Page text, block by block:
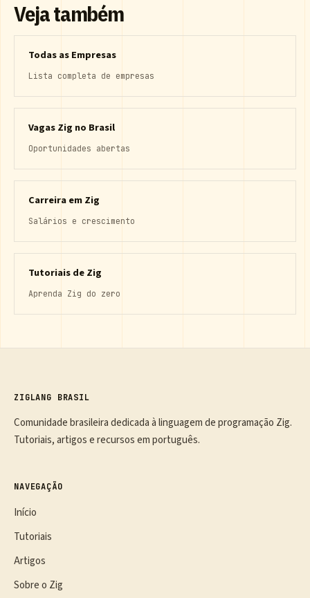
Veja também
Todas as Empresas
Lista completa de empresas
Vagas Zig no Brasil
Oportunidades abertas
Carreira em Zig
Salários e crescimento
Tutoriais de Zig
Aprenda Zig do zero
ZIGLANG BRASIL
Comunidade brasileira dedicada à linguagem de programação Zig.
Tutoriais, artigos e recursos em português.
NAVEGAÇÃO
Início
Tutoriais
Artigos
Sobre o Zig